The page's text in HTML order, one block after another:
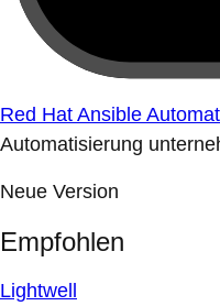
Red Hat Ansible
Automatisierung
Neue Version
Empfohlen
Lightwell